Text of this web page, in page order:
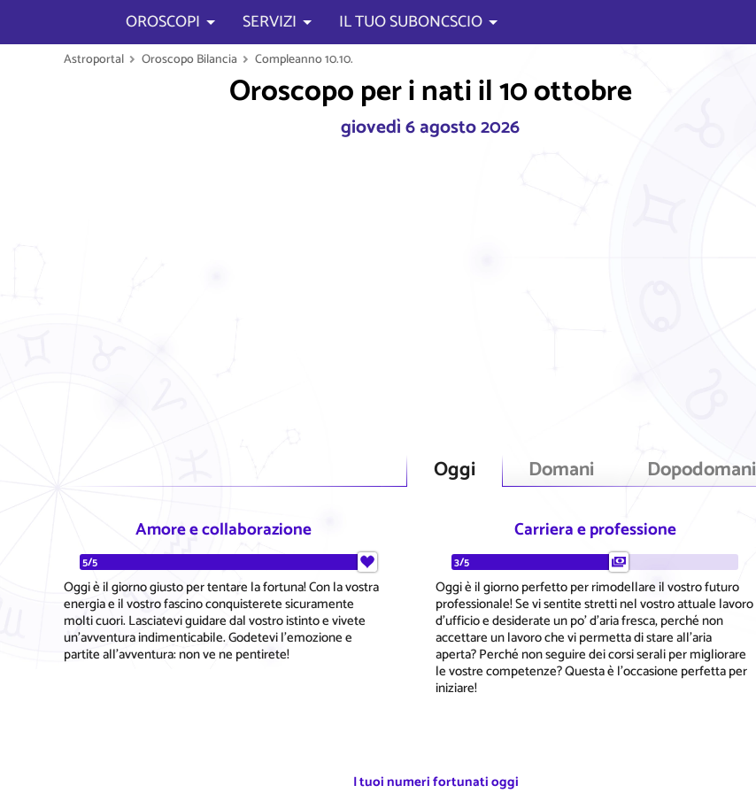
OROSCOPI SERVIZI IL TUO SUBONCSCIO
Astroportal Oroscopo Bilancia Compleanno 10.10.
Oroscopo per i nati il 10 ottobre
giovedì 6 agosto 2026
Oggi Domani Dopodomani
Amore e collaborazione
5/5
Oggi è il giorno giusto per tentare la fortuna! Con la vostra
energia e il vostro fascino conquisterete sicuramente
molti cuori. Lasciatevi guidare dal vostro istinto e vivete
un'avventura indimenticabile. Godetevi l'emozione e
partite all'avventura: non ve ne pentirete!
Carriera e professione
3/5
Oggi è il giorno perfetto per rimodellare il vostro futuro
professionale! Se vi sentite stretti nel vostro attuale lavoro
d'ufficio e desiderate un po' d'aria fresca, perché non
accettare un lavoro che vi permetta di stare all'aria
aperta? Perché non seguire dei corsi serali per migliorare
le vostre competenze? Questa è l'occasione perfetta per
iniziare!
I tuoi numeri fortunati oggi